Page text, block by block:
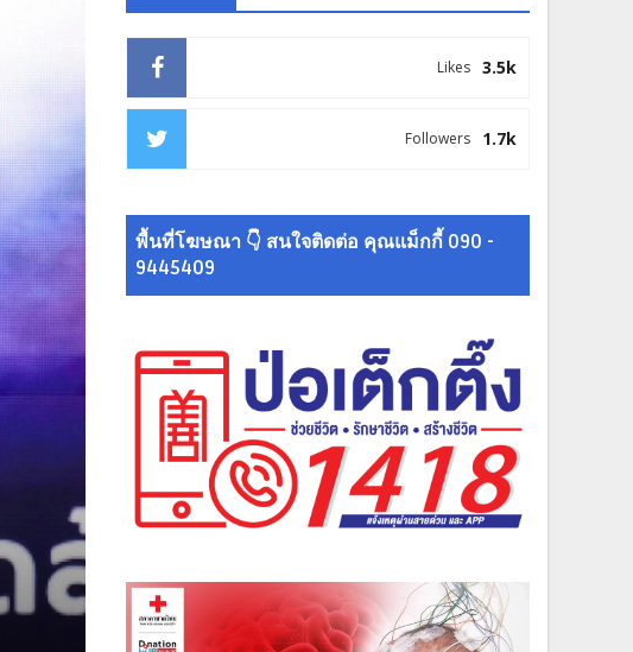
3.5k
Likes
1.7k
Followers
พื้นที่โฆษณา 👇 สนใจติดต่อ คุณแม็กกี้ 090 -
9445409